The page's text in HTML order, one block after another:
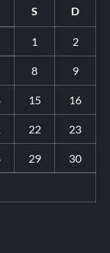
S D
1 2
8 9
15 16
22 23
29 30